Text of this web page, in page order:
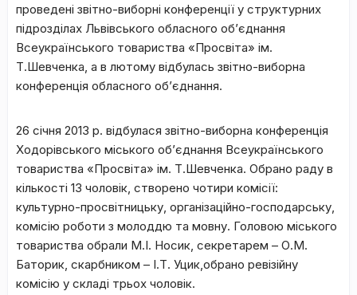
проведені звітно-виборні конференції у структурних
підрозділах Львівського обласного об’єднання
Всеукраїнського товариства «Просвіта» ім.
Т.Шевченка, а в лютому відбулась звітно-виборна
конференція обласного об’єднання.
26 січня 2013 р. відбулася звітно-виборна конференція
Ходорівського міського об’єднання Всеукраїнського
товариства «Просвіта» ім. Т.Шевченка. Обрано раду в
кількості 13 чоловік, створено чотири комісії:
культурно-просвітницьку, організаційно-господарську,
комісію роботи з молоддю та мовну. Головою міського
товариства обрали М.І. Носик, секретарем – О.М.
Баторик, скарбником – І.Т. Уцик,обрано ревізійну
комісію у складі трьох чоловік.